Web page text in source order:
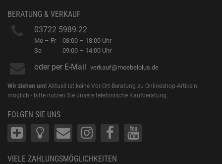
BERATUNG & VERKAUF
03722 5989-22
Mo – Fr
Sa
08:00 – 18:00 Uhr
09:00 – 14:00 Uhr
oder per E-Mail verkauf@moebelplus.de
Wir ziehen um! Aktuell ist keine Vor-Ort-Beratung zu Onlineshop-Artikeln
möglich - bitte nutzen Sie unsere telefonische Kaufberatung.
FOLGEN SIE UNS
VIELE ZAHLUNGSMÖGLICHKEITEN